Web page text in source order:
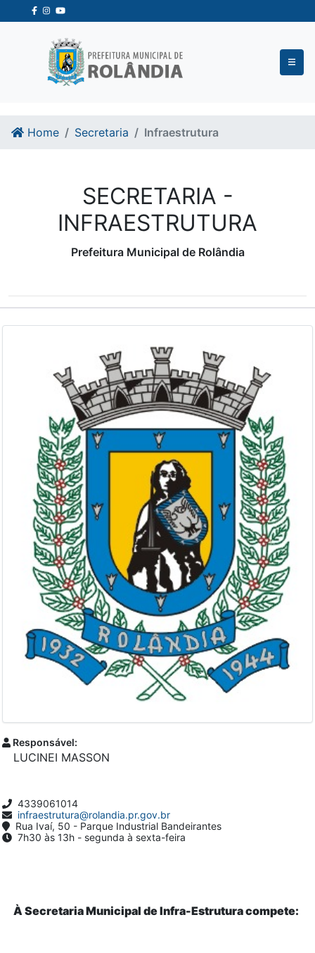
Ir para o conteudo
Ir para o fim do conteudo
Home Secretaria Infraestrutura
SECRETARIA -
INFRAESTRUTURA
Prefeitura Municipal de Rolândia
Responsável:
LUCINEI MASSON
4339061014
infraestrutura@rolandia.pr.gov.br
Rua Ivaí, 50 - Parque Industrial Bandeirantes
7h30 às 13h - segunda à sexta-feira
À Secretaria Municipal de Infra-Estrutura compete: